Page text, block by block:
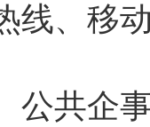
线、移
企事